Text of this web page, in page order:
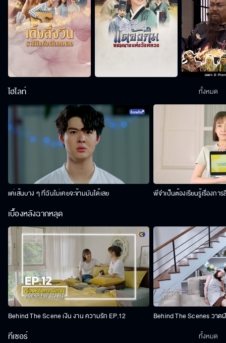
ไฮไลท์
แค่เส้นบาง ๆ ที่ฉันไม่เคยจะข้ามมันได้เลย พี่จำเป็นต้องเรียนรู้เรื่องการ
ทั้งหมด
เบื้องหลังฉากหลุด
Behind The Scene เงิน งาน ความรัก EP.12 Behind The Scenes วาด
ทีเซอร์ ทั้งหมด